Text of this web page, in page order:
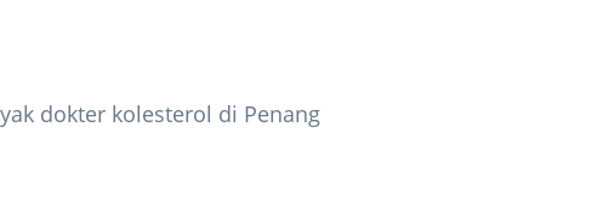
dokter kolesterol di Penang